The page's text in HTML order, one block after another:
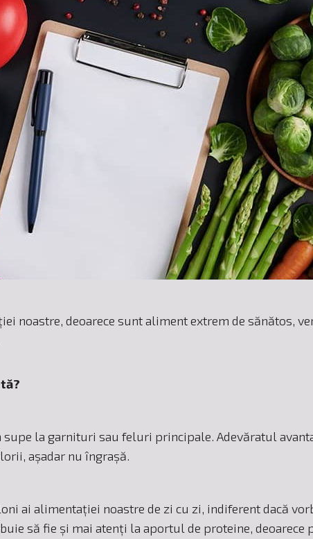
noastre, deoarece sunt aliment extrem de sănătos,
la garnituri sau feluri principale. Adevăratul
așadar nu îngrașă.
ai alimentației noastre de zi cu zi, indiferent dacă
să fie și mai atenți la aportul de proteine,